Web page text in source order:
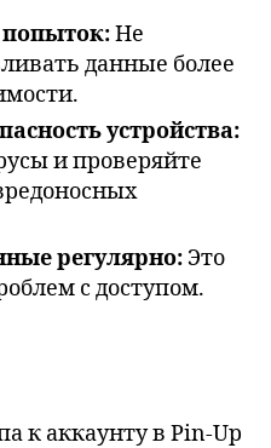
попыток:Не
данные более
устройства:
и проверяйте
регулярно:Это
с доступом.
к аккаунту в Pin-Up